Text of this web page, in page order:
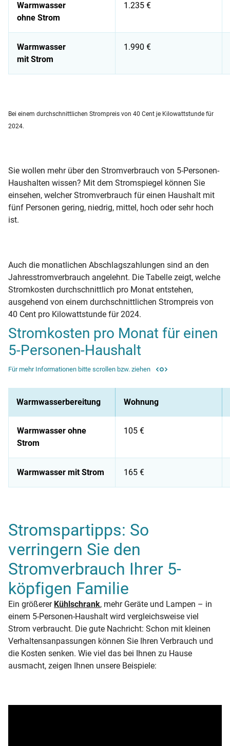
Warmwasser
ohne Strom
1.235 €
Warmwasser
mit Strom
1.990 €
Bei einem durchschnittlichen Strompreis von 40 Cent je Kilowattstunde für
2024.
Sie wollen mehr über den Stromverbrauch von 5-Personen-
Haushalten wissen? Mit dem Stromspiegel können Sie
einsehen, welcher Stromverbrauch für einen Haushalt mit
fünf Personen gering, niedrig, mittel, hoch oder sehr hoch
ist.
Auch die monatlichen Abschlagszahlungen sind an den
Jahresstromverbrauch angelehnt. Die Tabelle zeigt, welche
Stromkosten durchschnittlich pro Monat entstehen,
ausgehend von einem durchschnittlichen Strompreis von
40 Cent pro Kilowattstunde für 2024.
Stromkosten pro Monat für einen
5-Personen-Haushalt
Für mehr Informationen bitte scrollen bzw. ziehen
Warmwasserbereitung Wohnung
Warmwasser ohne
Strom
105 €
Warmwasser mit Strom 165 €
Stromspartipps: So
verringern Sie den
Stromverbrauch Ihrer 5-
köpfigen Familie
Ein größerer Kühlschrank, mehr Geräte und Lampen – in
einem 5-Personen-Haushalt wird vergleichsweise viel
Strom verbraucht. Die gute Nachricht: Schon mit kleinen
Verhaltensanpassungen können Sie Ihren Verbrauch und
die Kosten senken. Wie viel das bei Ihnen zu Hause
ausmacht, zeigen Ihnen unsere Beispiele: